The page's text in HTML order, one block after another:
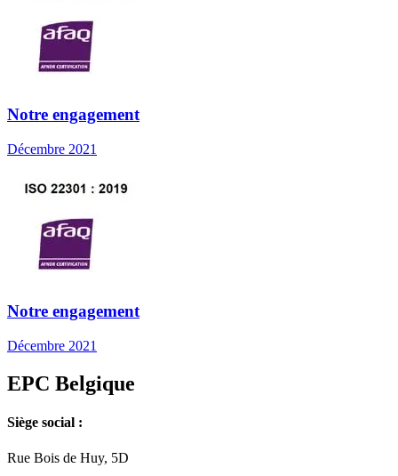
Notre engagement
Décembre 2021
Notre engagement
Décembre 2021
EPC Belgique
Siège social :
Rue Bois de Huy, 5D